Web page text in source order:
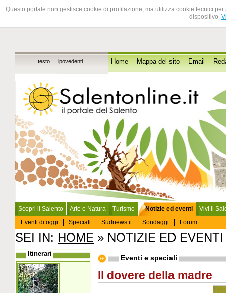
Questo portale non gestisce cookie di profilazione, ma utilizza cookie tecnici
dispositivo.
testo ipovedenti Home Mappa del sito Email
Scopri il Salento Arte e Natura Turismo
Notizie ed eventi
Eventi di oggi
Speciali Sudnews.it Sondaggi Forum
Vivi il
SEI IN: HOME » NOTIZIE ED
Eventi e speciali
Il dovere della madre
Itinerari